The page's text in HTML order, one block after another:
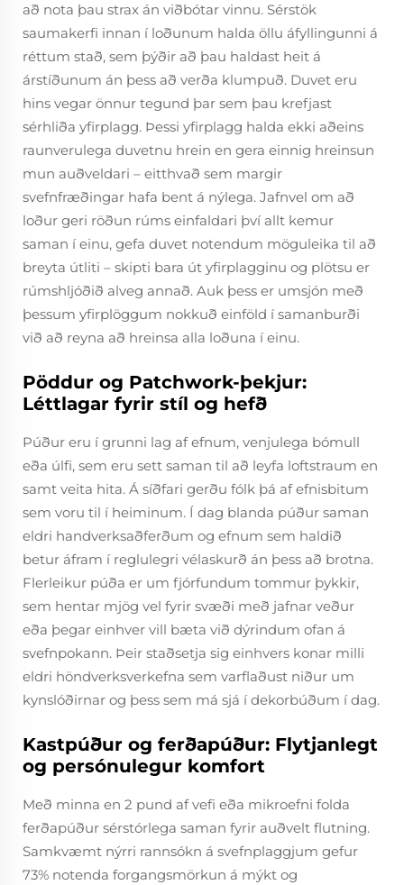
að nota þau strax án viðbótar vinnu. Sérstök
saumakerfi innan í loðunum halda öllu áfyllingunni á
réttum stað, sem þýðir að þau haldast heit á
árstíðunum án þess að verða klumpuð. Duvet eru
hins vegar önnur tegund þar sem þau krefjast
sérhliða yfirplagg. Þessi yfirplagg halda ekki aðeins
raunverulega duvetnu hrein en gera einnig hreinsun
mun auðveldari – eitthvað sem margir
svefnfræðingar hafa bent á nýlega. Jafnvel om að
loður geri röðun rúms einfaldari því allt kemur
saman í einu, gefa duvet notendum möguleika til að
breyta útliti – skipti bara út yfirplagginu og plötsu er
rúmshljóðið alveg annað. Auk þess er umsjón með
þessum yfirplöggum nokkuð einföld í samanburði
við að reyna að hreinsa alla loðuna í einu.
Pöddur og Patchwork-þekjur:
Léttlagar fyrir stíl og hefð
Púður eru í grunni lag af efnum, venjulega bómull
eða úlfi, sem eru sett saman til að leyfa loftstraum en
samt veita hita. Á síðfari gerðu fólk þá af efnisbitum
sem voru til í heiminum. Í dag blanda púður saman
eldri handverksaðferðum og efnum sem haldið
betur áfram í reglulegri vélaskurð án þess að brotna.
Flerleikur púða er um fjórfundum tommur þykkir,
sem hentar mjög vel fyrir svæði með jafnar veður
eða þegar einhver vill bæta við dýrindum ofan á
svefnpokann. Þeir staðsetja sig einhvers konar milli
eldri höndverksverkefna sem varflaðust niður um
kynslóðirnar og þess sem má sjá í dekorbúðum í dag.
Kastpúður og ferðapúður: Flytjanlegt
og persónulegur komfort
Með minna en 2 pund af vefi eða mikroefni folda
ferðapúður sérstórlega saman fyrir auðvelt flutning.
Samkvæmt nýrri rannsókn á svefnplaggjum gefur
73% notenda forgangsmörkun á mýkt og